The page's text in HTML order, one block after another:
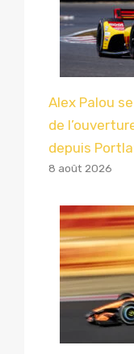
Alex Palou
de
depuis
8 août 2026